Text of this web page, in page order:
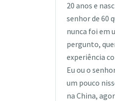
20 anos e
senhor de 60
nunca foi em
pergunto,
experiência
Eu ou o
um pouco
na China,